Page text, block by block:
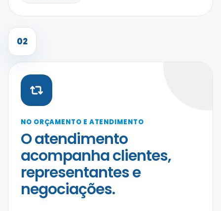
02
NO ORÇAMENTO E ATENDIMENTO
O atendimento
acompanha clientes,
representantes e
negociações.